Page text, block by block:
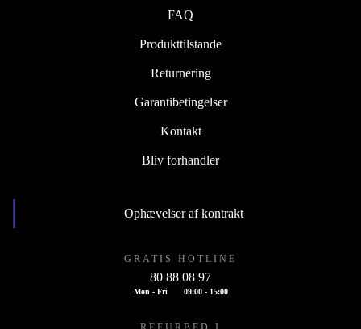
FAQ
Produkttilstande
Returnering
Garantibetingelser
Kontakt
Bliv forhandler
Ophævelser af kontrakt
GRATIS HOTLINE
80 88 08 97
Mon - Fri 09:00 - 15:00